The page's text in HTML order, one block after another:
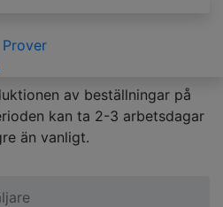
Prover
av beställningar på
kan ta 2-3 arbetsdagar
än vanligt.